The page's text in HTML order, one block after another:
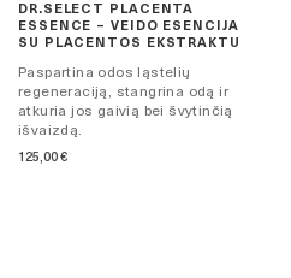
DR.SELECT PLACENTA
ESSENCE – VEIDO ESENCIJA
SU PLACENTOS EKSTRAKTU
Paspartina odos ląstelių
regeneraciją, stangrina odą ir
atkuria jos gaivią bei švytinčią
išvaizdą.
125,00€